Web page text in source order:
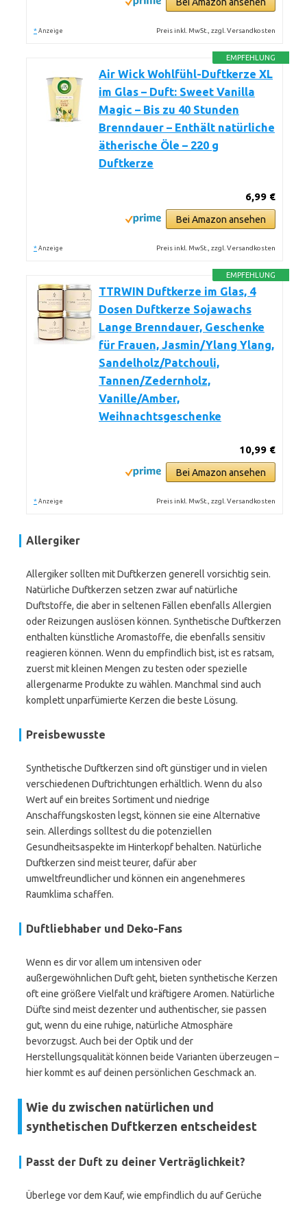
* Anzeige Preis inkl. MwSt., zzgl. Versandkosten
EMPFEHLUNG
Air Wick Wohlfühl-Duftkerze XL
im Glas – Duft: Sweet Vanilla
Magic – Bis zu 40 Stunden
Brenndauer – Enthält natürliche
ätherische Öle – 220 g
Duftkerze
6,99 €
Bei Amazon ansehen
* Anzeige Preis inkl. MwSt., zzgl. Versandkosten
EMPFEHLUNG
TTRWIN Duftkerze im Glas, 4
Dosen Duftkerze Sojawachs
Lange Brenndauer, Geschenke
für Frauen, Jasmin/Ylang Ylang,
Sandelholz/Patchouli,
Tannen/Zedernholz,
Vanille/Amber,
Weihnachtsgeschenke
10,99 €
Bei Amazon ansehen
* Anzeige Preis inkl. MwSt., zzgl. Versandkosten
Allergiker
Allergiker sollten mit Duftkerzen generell vorsichtig sein.
Natürliche Duftkerzen setzen zwar auf natürliche
Duftstoffe, die aber in seltenen Fällen ebenfalls Allergien
oder Reizungen auslösen können. Synthetische Duftkerzen
enthalten künstliche Aromastoffe, die ebenfalls sensitiv
reagieren können. Wenn du empfindlich bist, ist es ratsam,
zuerst mit kleinen Mengen zu testen oder spezielle
allergenarme Produkte zu wählen. Manchmal sind auch
komplett unparfümierte Kerzen die beste Lösung.
Preisbewusste
Synthetische Duftkerzen sind oft günstiger und in vielen
verschiedenen Duftrichtungen erhältlich. Wenn du also
Wert auf ein breites Sortiment und niedrige
Anschaffungskosten legst, können sie eine Alternative
sein. Allerdings solltest du die potenziellen
Gesundheitsaspekte im Hinterkopf behalten. Natürliche
Duftkerzen sind meist teurer, dafür aber
umweltfreundlicher und können ein angenehmeres
Raumklima schaffen.
Duftliebhaber und Deko-Fans
Wenn es dir vor allem um intensiven oder
außergewöhnlichen Duft geht, bieten synthetische Kerzen
oft eine größere Vielfalt und kräftigere Aromen. Natürliche
Düfte sind meist dezenter und authentischer, sie passen
gut, wenn du eine ruhige, natürliche Atmosphäre
bevorzugst. Auch bei der Optik und der
Herstellungsqualität können beide Varianten überzeugen –
hier kommt es auf deinen persönlichen Geschmack an.
Wie du zwischen natürlichen und
synthetischen Duftkerzen entscheidest
Passt der Duft zu deiner Verträglichkeit?
Überlege vor dem Kauf, wie empfindlich du auf Gerüche